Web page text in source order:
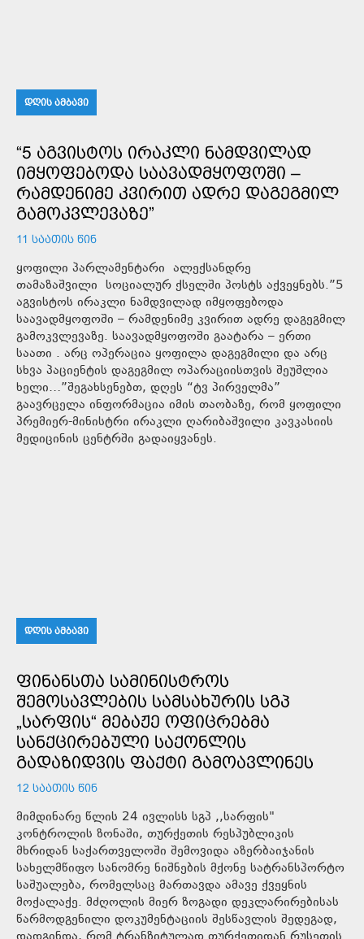
ᲓᲦᲘᲡ ᲐᲛᲑᲐᲕᲘ
“5 ᲐᲒᲕᲘᲡᲢᲝᲡ ᲘᲠᲐᲙᲚᲘ ᲜᲐᲛᲓᲕᲘᲚᲐᲓ
ᲘᲛᲧᲝᲤᲔᲑᲝᲓᲐ ᲡᲐᲐᲕᲐᲓᲛᲧᲝᲤᲝᲨᲘ –
ᲠᲐᲛᲓᲔᲜᲘᲛᲔ ᲙᲕᲘᲠᲘᲗ ᲐᲓᲠᲔ ᲓᲐᲒᲔᲒᲛᲘᲚ
ᲒᲐᲛᲝᲙᲕᲚᲔᲕᲐᲖᲔ”
11 ᲡᲐᲐᲗᲘᲡ ᲬᲘᲜ
ყოფილი პარლამენტარი ალექსანდრე
თამაზაშვილი სოციალურ ქსელში პოსტს აქვეყნებს.”5
აგვისტოს ირაკლი ნამდვილად იმყოფებოდა
საავადმყოფოში – რამდენიმე კვირით ადრე დაგეგმილ
გამოკვლევაზე. საავადმყოფოში გაატარა – ერთი
საათი . არც ოპერაცია ყოფილა დაგეგმილი და არც
სხვა პაციენტის დაგეგმილ ოპარაციისთვის შეუშლია
ხელი…”შეგახსენებთ, დღეს “ტვ პირველმა”
გაავრცელა ინფორმაცია იმის თაობაზე, რომ ყოფილი
პრემიერ-მინისტრი ირაკლი ღარიბაშვილი კავკასიის
მედიცინის ცენტრში გადაიყვანეს.
ᲓᲦᲘᲡ ᲐᲛᲑᲐᲕᲘ
ᲤᲘᲜᲐᲜᲡᲗᲐ ᲡᲐᲛᲘᲜᲘᲡᲢᲠᲝᲡ
ᲨᲔᲛᲝᲡᲐᲕᲚᲔᲑᲘᲡ ᲡᲐᲛᲡᲐᲮᲣᲠᲘᲡ ᲡᲒᲞ
„ᲡᲐᲠᲤᲘᲡ“ ᲛᲔᲑᲐᲟᲔ ᲝᲤᲘᲪᲠᲔᲑᲛᲐ
ᲡᲐᲜᲥᲪᲘᲠᲔᲑᲣᲚᲘ ᲡᲐᲥᲝᲜᲚᲘᲡ
ᲒᲐᲓᲐᲖᲘᲓᲕᲘᲡ ᲤᲐᲥᲢᲘ ᲒᲐᲛᲝᲐᲕᲚᲘᲜᲔᲡ
12 ᲡᲐᲐᲗᲘᲡ ᲬᲘᲜ
მიმდინარე წლის 24 ივლისს სგპ ,,სარფის"
კონტროლის ზონაში, თურქეთის რესპუბლიკის
მხრიდან საქართველოში შემოვიდა აზერბაიჯანის
სახელმწიფო სანომრე ნიშნების მქონე სატრანსპორტო
საშუალება, რომელსაც მართავდა ამავე ქვეყნის
მოქალაქე. მძღოლის მიერ ზოგადი დეკლარირებისას
წარმოდგენილი დოკუმენტაციის შესწავლის შედეგად,